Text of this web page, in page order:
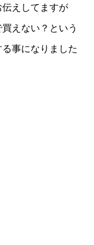
えしてますが
えない？という
事になりました